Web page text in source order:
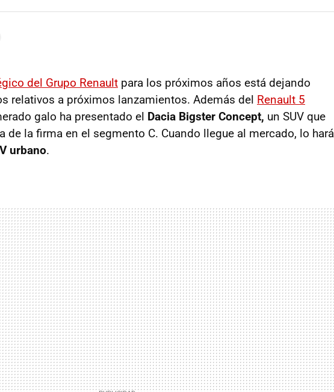
del Grupo Renault para los próximos años está dejando
relativos a próximos lanzamientos. Además del Renault 5
galo ha presentado el Dacia Bigster Concept, un SUV que
de la firma en el segmento C. Cuando llegue al mercado, lo hará
urbano.